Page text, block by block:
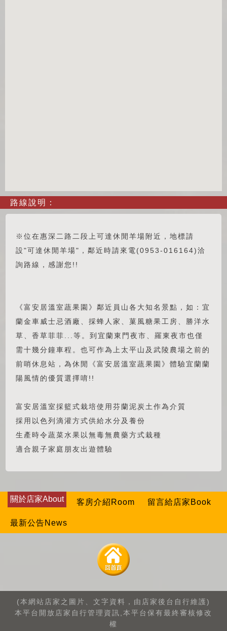
路線說明：
※位在惠深二路二段上可達休閒羊場附近，地標請
設"可達休閒羊場"，鄰近時請來電(0953-016164)洽
詢路線，感謝您!!
《富安居溫室蔬果園》鄰近員山各大知名景點，如：宜
蘭金車威士忌酒廠、採蜂人家、菓風糖果工房、勝洋水
草、香草菲菲...等。到宜蘭東門夜市、羅東夜市也僅
需十幾分鐘車程。也可作為上太平山及武陵農場之前的
前哨休息站，為休閒《富安居溫室蔬果園》體驗宜蘭蘭
陽風情的優質選擇唷!!
富安居溫室採籃式栽培使用芬蘭泥炭土作為介質
採用以色列滴灌方式供給水分及養份
生產時令蔬菜水果以無毒無農藥方式栽種
適合親子家庭朋友出遊體驗
關於店家About 客房介紹Room 留言給店家Book
最新公告News
(本網站店家之圖片、文字資料，由店家後台自行維護)
本平台開放店家自行管理資訊,本平台保有最終審核修改
權